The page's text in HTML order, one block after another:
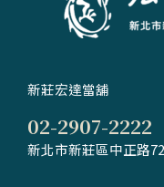
新莊宏達當舖
02-2907-2222
新北市新莊區中正路